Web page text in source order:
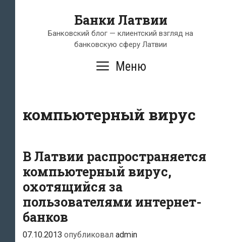
содержимому
Банки Латвии
Банковский блог — клиентский взгляд на
банковскую сферу Латвии
Меню
компьютерный вирус
В Латвии распространяется
компьютерный вирус,
охотящийся за
пользователями интернет-
банков
07.10.2013 опубликовал admin